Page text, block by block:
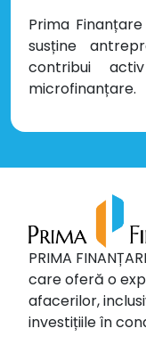
Prima
susține
contribui
microfinanțare.
PRIMA
care oferă o
afacerilor,
investițiile în